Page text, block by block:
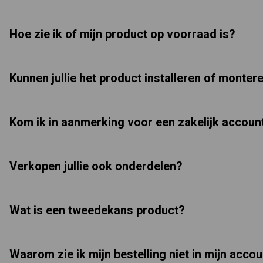
Hoe zie ik of mijn product op voorraad is?
Kunnen jullie het product installeren of
Kom ik in aanmerking voor een zakelijk
Verkopen jullie ook onderdelen?
Wat is een tweedekans product?
Waarom zie ik mijn bestelling niet in mijn